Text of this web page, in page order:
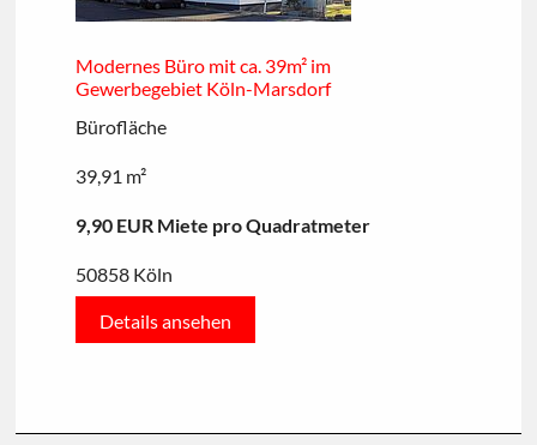
Modernes Büro mit ca. 39m² im
Gewerbegebiet Köln-Marsdorf
Bürofläche
39,91 m²
9,90 EUR Miete pro Quadratmeter
50858 Köln
Details ansehen